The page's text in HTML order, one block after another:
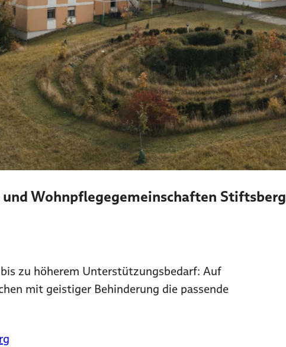
Wohnpflegegemeinschaften Stiftsberg
zu höherem Unterstützungsbedarf: Auf
mit geistiger Behinderung die passende